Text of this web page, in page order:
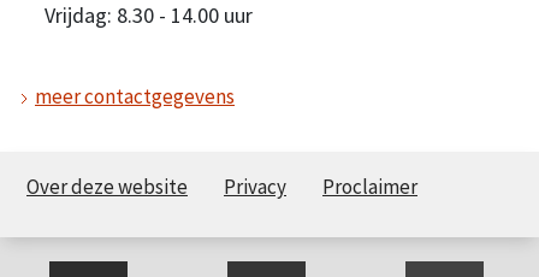
Vrijdag: 8.30 - 14.00 uur
meer contactgegevens
Over deze website Privacy Proclaimer